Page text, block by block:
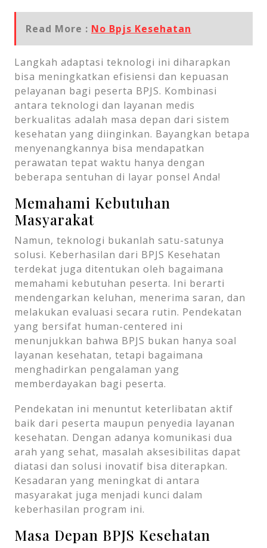
Read More : No Bpjs Kesehatan
Langkah adaptasi teknologi ini diharapkan
bisa meningkatkan efisiensi dan kepuasan
pelayanan bagi peserta BPJS. Kombinasi
antara teknologi dan layanan medis
berkualitas adalah masa depan dari sistem
kesehatan yang diinginkan. Bayangkan betapa
menyenangkannya bisa mendapatkan
perawatan tepat waktu hanya dengan
beberapa sentuhan di layar ponsel Anda!
Memahami Kebutuhan
Masyarakat
Namun, teknologi bukanlah satu-satunya
solusi. Keberhasilan dari BPJS Kesehatan
terdekat juga ditentukan oleh bagaimana
memahami kebutuhan peserta. Ini berarti
mendengarkan keluhan, menerima saran, dan
melakukan evaluasi secara rutin. Pendekatan
yang bersifat human-centered ini
menunjukkan bahwa BPJS bukan hanya soal
layanan kesehatan, tetapi bagaimana
menghadirkan pengalaman yang
memberdayakan bagi peserta.
Pendekatan ini menuntut keterlibatan aktif
baik dari peserta maupun penyedia layanan
kesehatan. Dengan adanya komunikasi dua
arah yang sehat, masalah aksesibilitas dapat
diatasi dan solusi inovatif bisa diterapkan.
Kesadaran yang meningkat di antara
masyarakat juga menjadi kunci dalam
keberhasilan program ini.
Masa Depan BPJS Kesehatan